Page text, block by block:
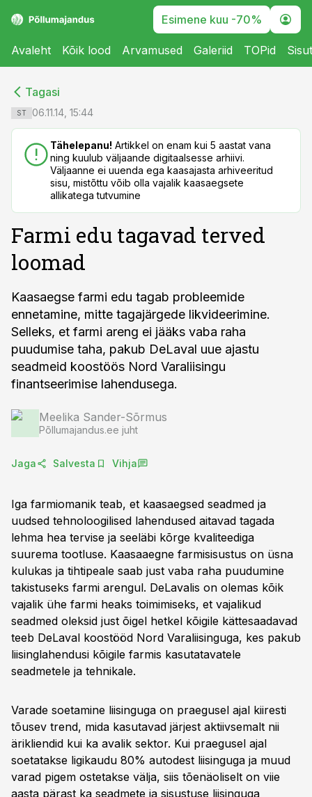
Esimene kuu -70%
Avaleht Kõik lood Arvamused Galeriid TOPid
Tagasi
ST 06.11.14, 15:44
Tähelepanu! Artikkel on enam kui 5 aastat vana
ning kuulub väljaande digitaalsesse arhiivi.
Väljaanne ei uuenda ega kaasajasta arhiveeritud
sisu, mistõttu võib olla vajalik kaasaegsete
allikatega tutvumine
Farmi edu tagavad terved
loomad
Kaasaegse farmi edu tagab probleemide
ennetamine, mitte tagajärgede likvideerimine.
Selleks, et farmi areng ei jääks vaba raha
puudumise taha, pakub DeLaval uue ajastu
seadmeid koostöös Nord Varaliisingu
finantseerimise lahendusega.
Meelika Sander-Sõrmus
Põllumajandus.ee juht
Jaga Salvesta Vihja
Iga farmiomanik teab, et kaasaegsed seadmed ja
uudsed tehnoloogilised lahendused aitavad tagada
lehma hea tervise ja seeläbi kõrge kvaliteediga
suurema tootluse. Kaasaaegne farmisisustus on üsna
kulukas ja tihtipeale saab just vaba raha puudumine
takistuseks farmi arengul. DeLavalis on olemas kõik
vajalik ühe farmi heaks toimimiseks, et vajalikud
seadmed oleksid just õigel hetkel kõigile kättesaadavad
teeb DeLaval koostööd Nord Varaliisinguga, kes pakub
liisinglahendusi kõigile farmis kasutatavatele
seadmetele ja tehnikale.
Varade soetamine liisinguga on praegusel ajal kiiresti
tõusev trend, mida kasutavad järjest aktiivsemalt nii
ärikliendid kui ka avalik sektor. Kui praegusel ajal
soetatakse ligikaudu 80% autodest liisinguga ja muud
varad pigem ostetakse välja, siis tõenäoliselt on viie
aasta pärast ka seadmete ja sisustuse liisinguga